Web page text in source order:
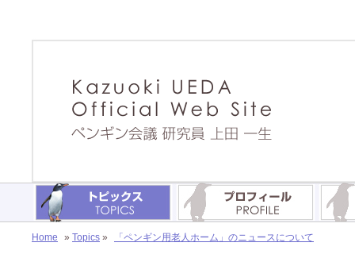
Home » Topics » 「ペンギン用老人ホーム」のニュースについて